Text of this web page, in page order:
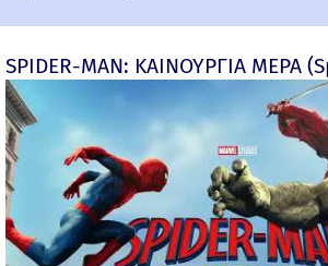
SPIDER-MAN: ΚΑΙΝΟΥΡΓΙΑ ΜΕΡΑ